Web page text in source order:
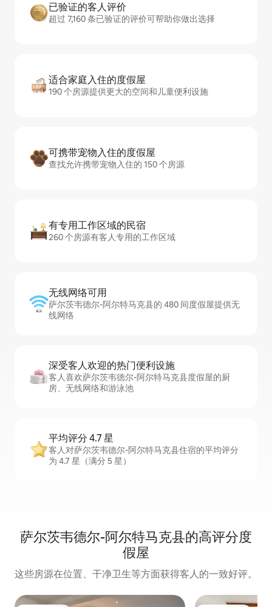
已验证的客人评价
超过 7,160 条已验证的评价可帮助你做出选择
适合家庭入住的度假屋
190 个房源提供更大的空间和儿童便利设施
可携带宠物入住的度假屋
查找允许携带宠物入住的 150 个房源
有专用工作区域的民宿
260 个房源有客人专用的工作区域
无线网络可用
萨尔茨韦德尔-阿尔特马克县的 480 间度假屋提供无
线网络
深受客人欢迎的热门便利设施
客人喜欢萨尔茨韦德尔-阿尔特马克县度假屋的厨
房、无线网络和游泳池
平均评分 4.7 星
客人对萨尔茨韦德尔-阿尔特马克县住宿的平均评分
为 4.7 星（满分 5 星）
萨尔茨韦德尔-阿尔特马克县的高评分度
假屋
这些房源在位置、干净卫生等方面获得客人的一致好评。